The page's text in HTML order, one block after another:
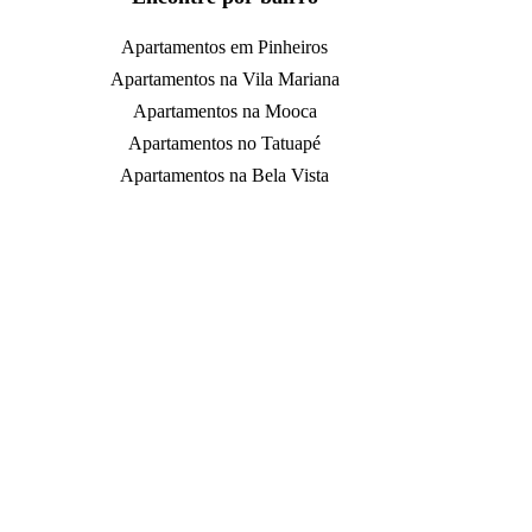
Apartamentos em Pinheiros
Apartamentos na Vila Mariana
Apartamentos na Mooca
Apartamentos no Tatuapé
Apartamentos na Bela Vista